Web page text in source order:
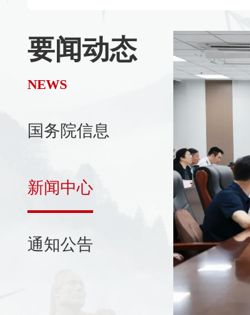
要闻动态
NEWS
国务院信息
新闻中心
通知公告
召开党工委会议
济南高新区党工委书记、管委
持会议并讲话。会议传达学习
国科协第十一次全国代表大会